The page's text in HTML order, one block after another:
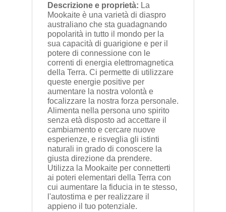
Descrizione e proprietà: La
Mookaite è una varietà di diaspro
australiano che sta guadagnando
popolarità in tutto il mondo per la
sua capacità di guarigione e per il
potere di connessione con le
correnti di energia elettromagnetica
della Terra. Ci permette di utilizzare
queste energie positive per
aumentare la nostra volontà e
focalizzare la nostra forza personale.
Alimenta nella persona uno spirito
senza età disposto ad accettare il
cambiamento e cercare nuove
esperienze, e risveglia gli istinti
naturali in grado di conoscere la
giusta direzione da prendere.
Utilizza la Mookaite per connetterti
ai poteri elementari della Terra con
cui aumentare la fiducia in te stesso,
l'autostima e per realizzare il
appieno il tuo potenziale.